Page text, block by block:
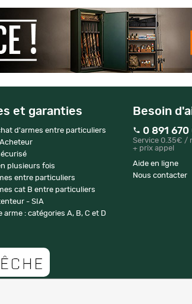
et garanties
d'armes entre particuliers
plusieurs fois
entre particuliers
cat B entre particuliers
- SIA
arme : catégories A, B, C et D
Besoin
0 891
Service 0.35€ /
+ prix appel
Aide en ligne
Nous contacter